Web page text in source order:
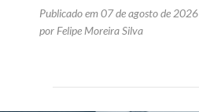
Publicado em 07 de agosto de 2026
por Felipe Moreira Silva